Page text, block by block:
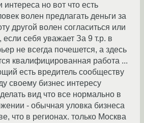
интереса но вот что есть
волен предлагать деньги за
другой волен согласиться или
если себя уважает За 9 т.р. в
не всегда почешется, а здесь
квалифицированная работа ...
есть вредитель сообществу
своему бизнес интересу
вид что все нормально в
- обычная уловка бизнеса
что в регионах. только Москва